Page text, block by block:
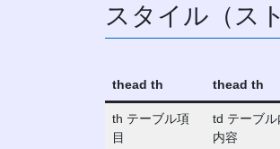
スタイル（ス
thead th thead th
th テーブル項
目
td テーブ
内容